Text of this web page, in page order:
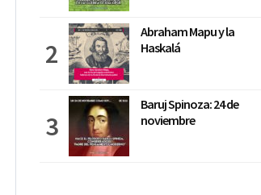
Abraham Mapu y la
Haskalá
Baruj Spinoza: 24 de
noviembre